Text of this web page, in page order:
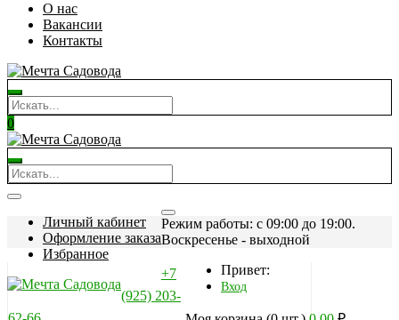
О нас
Вакансии
Контакты
0
Личный кабинет
Оформление заказа
Избранное
Режим работы: c 09:00 до 19:00.
Воскресенье - выходной
Привет:
Вход
+7
(925) 203-